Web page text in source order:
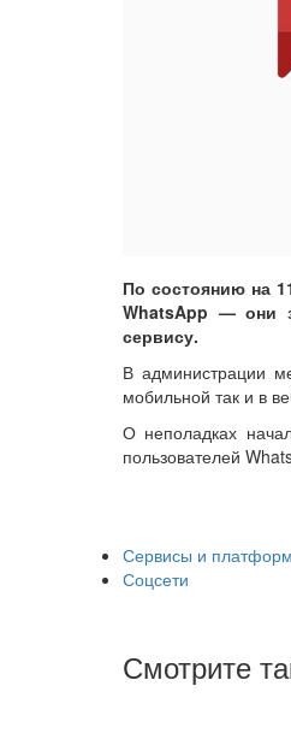
По состоянию на
WhatsApp — они
сервису.
В администрации
мобильной так и в
О неполадках
пользователей
Сервисы и
Соцсети
Смотрите